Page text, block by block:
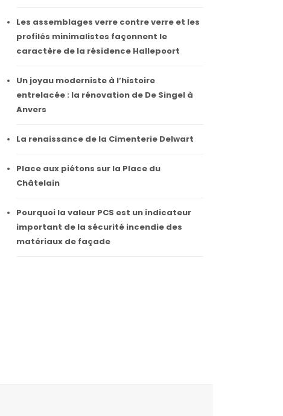
Les assemblages verre contre verre et les
profilés minimalistes façonnent le
caractère de la résidence Hallepoort
Un joyau moderniste à l’histoire
entrelacée : la rénovation de De Singel à
Anvers
La renaissance de la Cimenterie Delwart
Place aux piétons sur la Place du
Châtelain
Pourquoi la valeur PCS est un indicateur
important de la sécurité incendie des
matériaux de façade